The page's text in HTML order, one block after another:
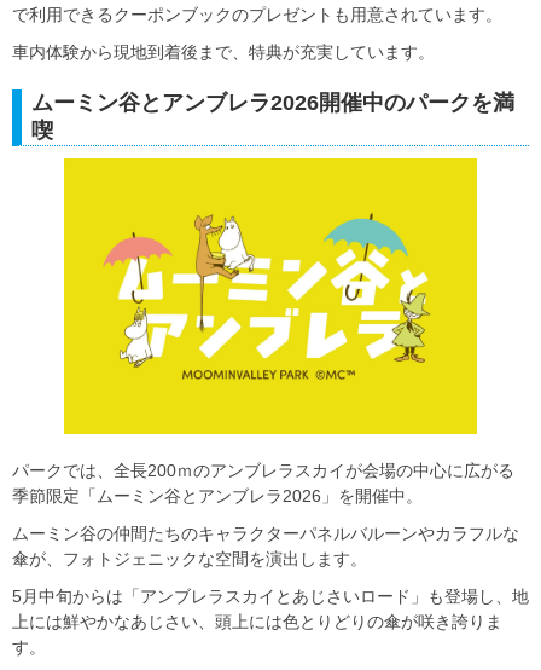
で利用できるクーポンブックのプレゼントも用意されています。
車内体験から現地到着後まで、特典が充実しています。
ムーミン谷とアンブレラ2026開催中のパークを満
喫
パークでは、全長200ｍのアンブレラスカイが会場の中心に広がる
季節限定「ムーミン谷とアンブレラ2026」を開催中。
ムーミン谷の仲間たちのキャラクターパネルバルーンやカラフルな
傘が、フォトジェニックな空間を演出します。
5月中旬からは「アンブレラスカイとあじさいロード」も登場し、地
上には鮮やかなあじさい、頭上には色とりどりの傘が咲き誇りま
す。